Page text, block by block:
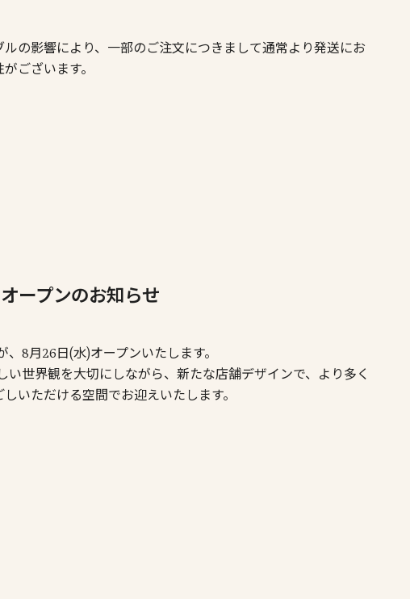
の影響により、一部のご注文につきまして通常より発送にお
ございます。
ープンのお知らせ
、8月26日(水)オープンいたします。
い世界観を大切にしながら、新たな店舗デザインで、より多く
いただける空間でお迎えいたします。